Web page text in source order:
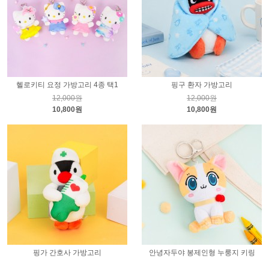
헬로키티 요정 가방고리 4종 택1
12,000원
10,800원
핑구 환자 가방고리
12,000원
10,800원
핑가 간호사 가방고리
안녕자두야 봉제인형 누룽지 키링